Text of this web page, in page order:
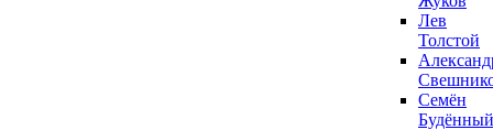
Лев
Толстой
Семён
Будённый